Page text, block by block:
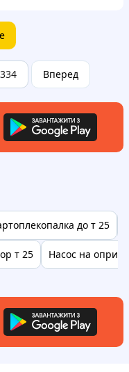
334 Вперед
до т 25
т 25 Насос на